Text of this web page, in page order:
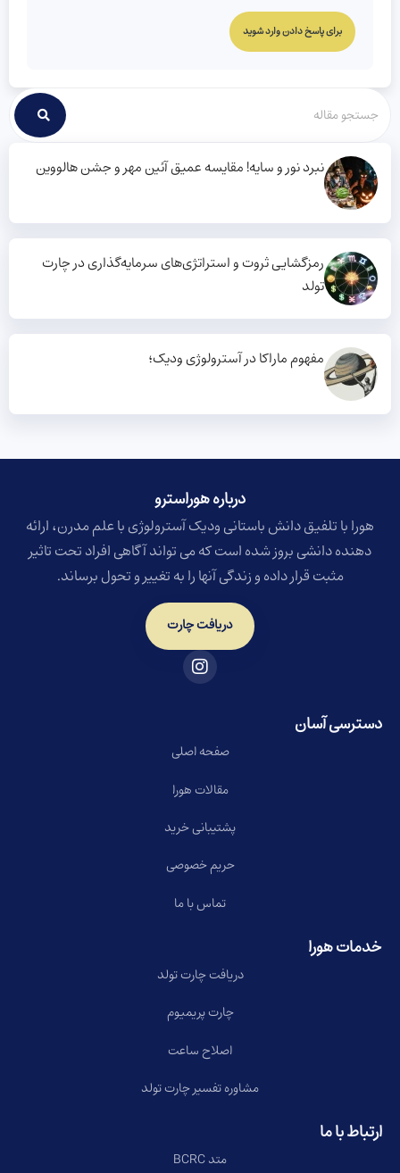
برای پاسخ دادن وارد شوید
نبرد نور و سایه! مقایسه عمیق آئین مهر و جشن هالووین
رمزگشایی ثروت و استراتژی‌های سرمایه‌گذاری در چارت
تولد
مفهوم ماراکا در آسترولوژی ودیک؛
درباره هوراسترو​
هورا با تلفیق دانش باستانی ودیک آسترولوژی با علم مدرن، ارائه
دهنده دانشی بروز شده است که می تواند آگاهی افراد تحت تاثیر
مثبت قرار داده و زندگی آنها را به تغییر و تحول برساند.
دریافت چارت
دسترسی آسان
صفحه اصلی
مقالات هورا
پشتیبانی خرید
حریم خصوصی
تماس با ما
خدمات هورا
دریافت چارت تولد
چارت پریمیوم
اصلاح ساعت
مشاوره تفسیر چارت تولد
ارتباط با ما
متد BCRC